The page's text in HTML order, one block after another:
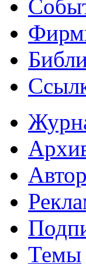
Темы